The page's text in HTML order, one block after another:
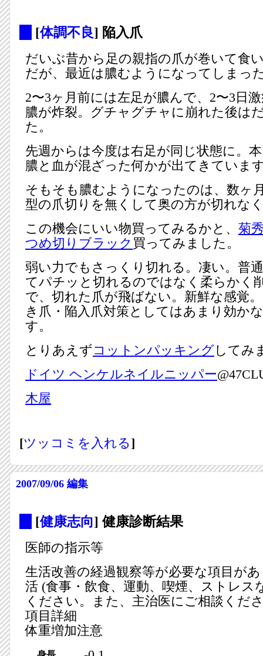
[体調不良] 陥入爪
だいぶ昔から足の親指の爪が巻いて食
だが、最近は膿むようになってしまっ
2〜3ヶ月前には左足が膿んで、2〜3日
膿が炸裂。グチャグチャに崩れた後は
た。
先週からは今度は右足が同じ状態に。
膿と血が混ざった何かが出てきていま
そもそも膿むようになったのは、数ヶ
型の爪切りを無くして奥の方が切れな
この機会にいい物買ってみるかと、 菊
つめ切りブラック 買ってみました。
弱い力でもさっくり切れる。凄い。普
てパチッと切れるのではなく柔らかく
で、切れた爪が飛ばない。新鮮な感覚
き爪・陥入爪対策としてはあまり効か
す。
とりあえず コットンパッキングしてみ
ドイツ ヘンケルネイルニッパー
木屋
[ツッコミを入れる]
2007/09/06 編集
[健康志向] 健康診断結果
医師の指示等
生活改善の経過観察等が必要な項目が
活 (食事・飲食、運動、喫煙、ストレス
ください。また、主治医にご相談くだ
項目詳細
体重増加注意